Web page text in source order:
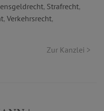
, Strafrecht,
, Verkehrsrecht,
Zur Kanzlei >